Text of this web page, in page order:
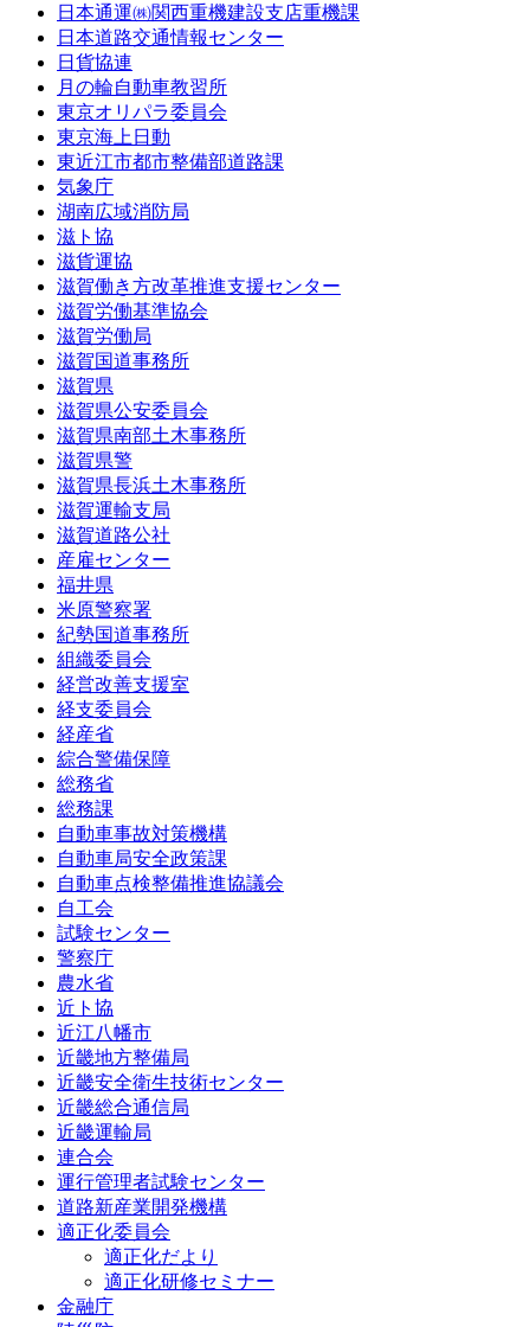
日本通運㈱関西重機建設支店重機課
日本道路交通情報センター
日貨協連
月の輪自動車教習所
東京オリパラ委員会
東京海上日動
東近江市都市整備部道路課
気象庁
湖南広域消防局
滋ト協
滋貨運協
滋賀働き方改革推進支援センター
滋賀労働基準協会
滋賀労働局
滋賀国道事務所
滋賀県
滋賀県公安委員会
滋賀県南部土木事務所
滋賀県警
滋賀県長浜土木事務所
滋賀運輸支局
滋賀道路公社
産雇センター
福井県
米原警察署
紀勢国道事務所
組織委員会
経営改善支援室
経支委員会
経産省
綜合警備保障
総務省
総務課
自動車事故対策機構
自動車局安全政策課
自動車点検整備推進協議会
自工会
試験センター
警察庁
農水省
近ト協
近江八幡市
近畿地方整備局
近畿安全衛生技術センター
近畿総合通信局
近畿運輸局
連合会
運行管理者試験センター
道路新産業開発機構
適正化委員会
適正化だより
適正化研修セミナー
金融庁